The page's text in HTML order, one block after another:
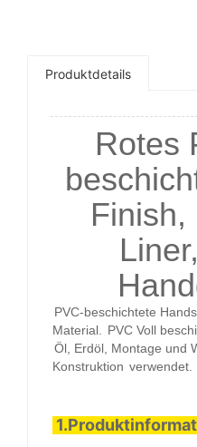
Produktdetails
Rotes
Finish,
PVC-beschichtete
Material.
PVC Voll
Öl, Erdöl, Montage und
Konstruktion verwendet.